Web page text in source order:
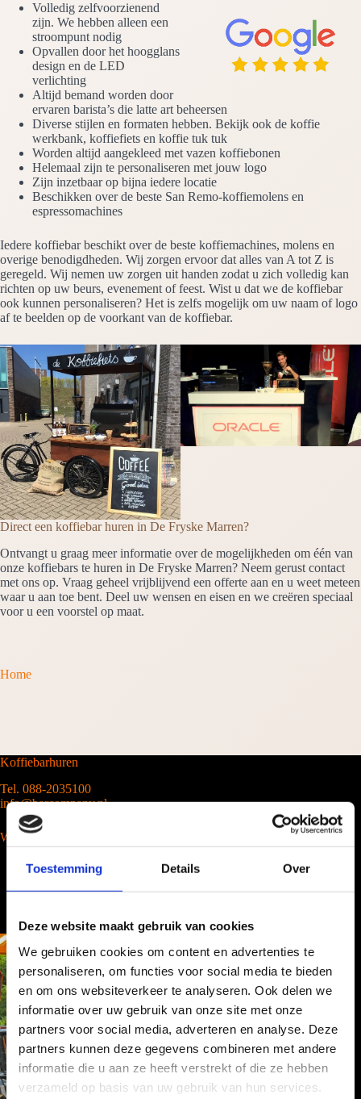
Toestemming Details Over
Deze website maakt gebruik van cookies
We gebruiken cookies om content en advertenties te
personaliseren, om functies voor social media te bieden
en om ons websiteverkeer te analyseren. Ook delen we
informatie over uw gebruik van onze site met onze
partners voor social media, adverteren en analyse. Deze
partners kunnen deze gegevens combineren met andere
informatie die u aan ze heeft verstrekt of die ze hebben
verzameld op basis van uw gebruik van hun services.
Volledig zelfvoorzienend
zijn. We hebben alleen een
stroompunt nodig
Opvallen door het hoogglans
design en de LED
verlichting
Altijd bemand worden door
ervaren barista’s die latte art beheersen
Diverse stijlen en formaten hebben. Bekijk ook de koffie
werkbank, koffiefiets en koffie tuk tuk
Worden altijd aangekleed met vazen koffiebonen
Helemaal zijn te personaliseren met jouw logo
Zijn inzetbaar op bijna iedere locatie
Beschikken over de beste San Remo-koffiemolens en
espressomachines
Iedere koffiebar beschikt over de beste koffiemachines, molens en
overige benodigdheden. Wij zorgen ervoor dat alles van A tot Z is
geregeld. Wij nemen uw zorgen uit handen zodat u zich volledig kan
richten op uw beurs, evenement of feest. Wist u dat we de koffiebar
ook kunnen personaliseren? Het is zelfs mogelijk om uw naam of logo
af te beelden op de voorkant van de koffiebar.
Direct een koffiebar huren in De Fryske Marren?
Ontvangt u graag meer informatie over de mogelijkheden om één van
onze koffiebars te huren in De Fryske Marren? Neem gerust contact
met ons op. Vraag geheel vrijblijvend een offerte aan en u weet meteen
waar u aan toe bent. Deel uw wensen en eisen en we creëren speciaal
voor u een voorstel op maat.
Home
Koffiebarhuren
Tel. 088-2035100
info@barcompany.nl
Wij werken landelijk